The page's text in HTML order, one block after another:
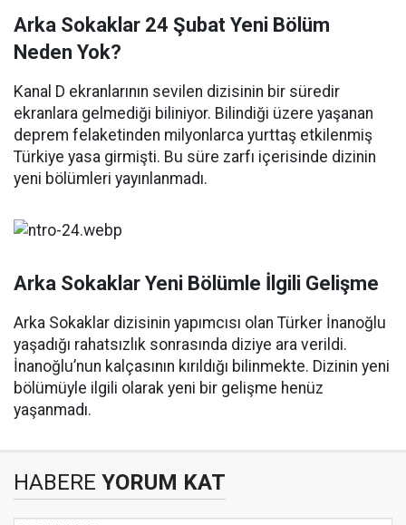
Arka Sokaklar 24 Şubat Yeni Bölüm
Neden Yok?
Kanal D ekranlarının sevilen dizisinin bir süredir
ekranlara gelmediği biliniyor. Bilindiği üzere yaşanan
deprem felaketinden milyonlarca yurttaş etkilenmiş
Türkiye yasa girmişti. Bu süre zarfı içerisinde dizinin
yeni bölümleri yayınlanmadı.
Arka Sokaklar Yeni Bölümle İlgili Gelişme
Arka Sokaklar dizisinin yapımcısı olan Türker İnanoğlu
yaşadığı rahatsızlık sonrasında diziye ara verildi.
İnanoğlu’nun kalçasının kırıldığı bilinmekte. Dizinin yeni
bölümüyle ilgili olarak yeni bir gelişme henüz
yaşanmadı.
HABERE YORUM KAT